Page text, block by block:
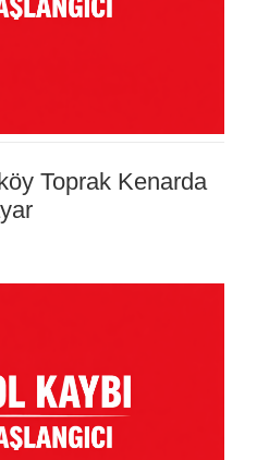
Toprak Kenarda